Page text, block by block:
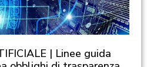
| Linee guida